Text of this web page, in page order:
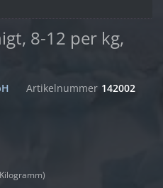
8-12 per kg,
Artikelnummer 142002